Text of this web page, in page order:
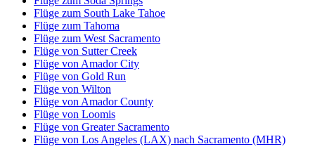
Flüge zum South Lake Tahoe
Flüge zum Tahoma
Flüge zum West Sacramento
Flüge von Sutter Creek
Flüge von Amador City
Flüge von Gold Run
Flüge von Wilton
Flüge von Amador County
Flüge von Loomis
Flüge von Greater Sacramento
Flüge von Los Angeles (LAX) nach Sacramento (MHR)